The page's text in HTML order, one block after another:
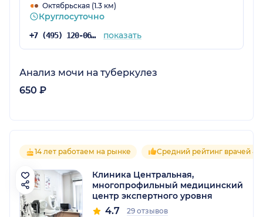
Октябрьская (1.3 км)
Круглосуточно
+7 (495) 120-06-05 показать
Анализ мочи на туберкулез
650 ₽
14 лет работаем на рынке Средний рейтинг врачей 4.7
Клиника Центральная,
многопрофильный медицинский
центр экспертного уровня
4.7 29 отзывов